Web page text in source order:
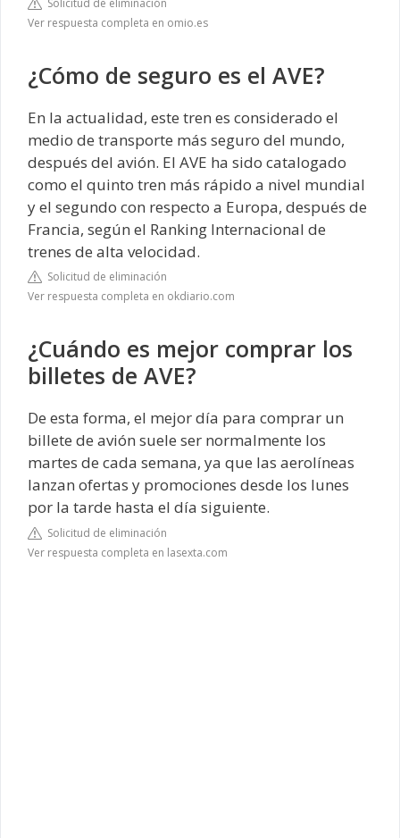
Ver respuesta completa en omio.es
¿Cómo de seguro es el AVE?
En la actualidad, este tren es considerado el
medio de transporte más seguro del mundo,
después del avión. El AVE ha sido catalogado
como el quinto tren más rápido a nivel mundial
y el segundo con respecto a Europa, después de
Francia, según el Ranking Internacional de
trenes de alta velocidad.
Solicitud de eliminación
Ver respuesta completa en okdiario.com
¿Cuándo es mejor comprar los
billetes de AVE?
De esta forma, el mejor día para comprar un
billete de avión suele ser normalmente los
martes de cada semana, ya que las aerolíneas
lanzan ofertas y promociones desde los lunes
por la tarde hasta el día siguiente.
Solicitud de eliminación
Ver respuesta completa en lasexta.com